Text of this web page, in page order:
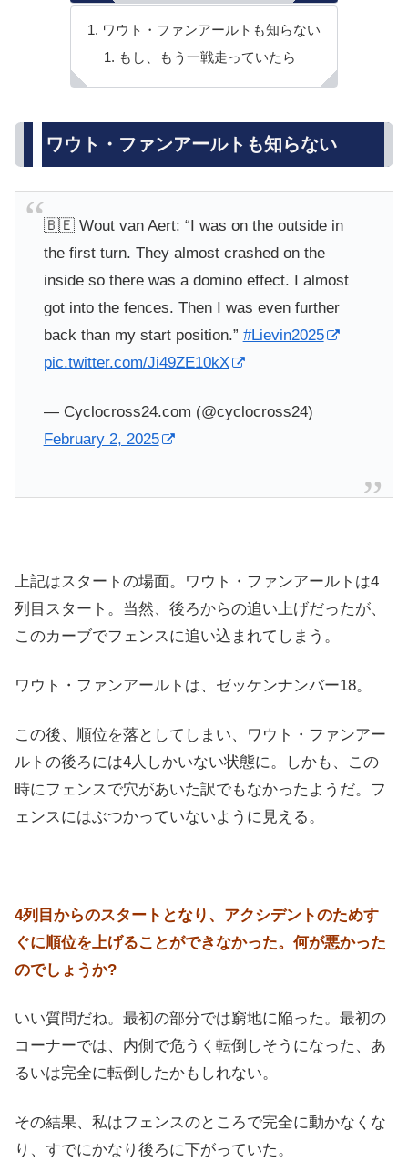
ワウト・ファンアールトも知らない
もし、もう一戦走っていたら
ワウト・ファンアールトも知らない
🇧🇪 Wout van Aert: “I was on the outside in
the first turn. They almost crashed on the
inside so there was a domino effect. I almost
got into the fences. Then I was even further
back than my start position.” #Lievin2025
pic.twitter.com/Ji49ZE10kX
— Cyclocross24.com (@cyclocross24)
February 2, 2025
上記はスタートの場面。ワウト・ファンアールトは4
列目スタート。当然、後ろからの追い上げだったが、
このカーブでフェンスに追い込まれてしまう。
ワウト・ファンアールトは、ゼッケンナンバー18。
この後、順位を落としてしまい、ワウト・ファンアー
ルトの後ろには4人しかいない状態に。しかも、この
時にフェンスで穴があいた訳でもなかったようだ。フ
ェンスにはぶつかっていないように見える。
4列目からのスタートとなり、アクシデントのためす
ぐに順位を上げることができなかった。何が悪かった
のでしょうか?
いい質問だね。最初の部分では窮地に陥った。最初の
コーナーでは、内側で危うく転倒しそうになった、あ
るいは完全に転倒したかもしれない。
その結果、私はフェンスのところで完全に動かなくな
り、すでにかなり後ろに下がっていた。